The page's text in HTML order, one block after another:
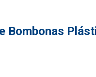
Bombonas